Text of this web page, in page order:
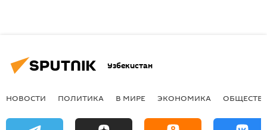
Узбекистан
НОВОСТИ ПОЛИТИКА В МИРЕ ЭКОНОМИКА